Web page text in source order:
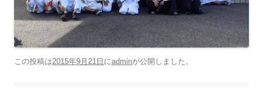
この投稿は2015年9月21日 にadminが公開しました 。